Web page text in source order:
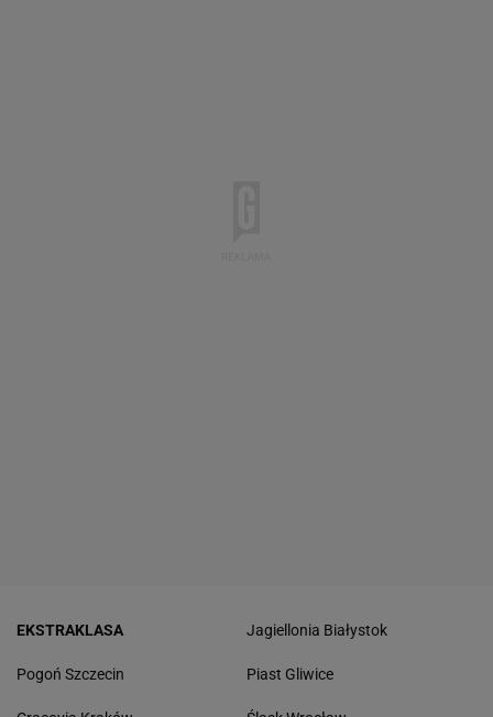
EKSTRAKLASA
Pogoń Szczecin
Jagiellonia Białystok
Piast Gliwice